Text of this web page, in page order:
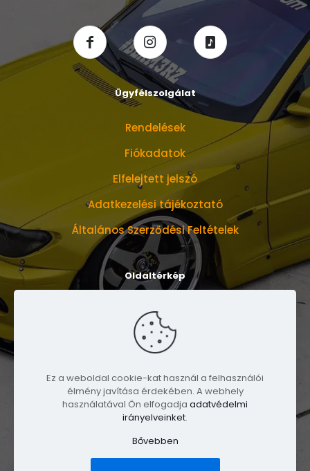
Ügyfélszolgálat
Rendelések
Fiókadatok
Elfelejtett jelszó
Adatkezelési tájékoztató
Általános Szerződési Feltételek
Oldaltérkép
Bemutatkozunk
Mérettáblázat
Rendezvények
Adománygyűjtések
Ez a weboldal cookie-kat használ a felhasználói
élmény javítása érdekében. A webhely
használatával Ön elfogadja adatvédelmi
irányelveinket.
Bővebben